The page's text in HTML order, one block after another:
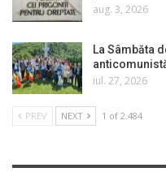
aug. 3, 2026
La Sâmbăta
iul. 27, 2026
PREV NEXT 1 of 2.484